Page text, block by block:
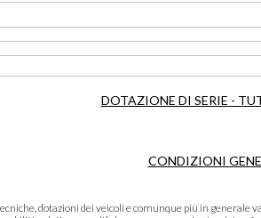
DOTAZIONE DI SERIE -
CONDIZIONI
dotazioni dei veicoli e comunque più in generale